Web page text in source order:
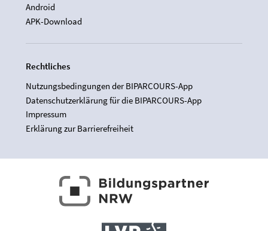
Android
APK-Download
Rechtliches
Nutzungsbedingungen der BIPARCOURS-App
Datenschutzerklärung für die BIPARCOURS-App
Impressum
Erklärung zur Barrierefreiheit